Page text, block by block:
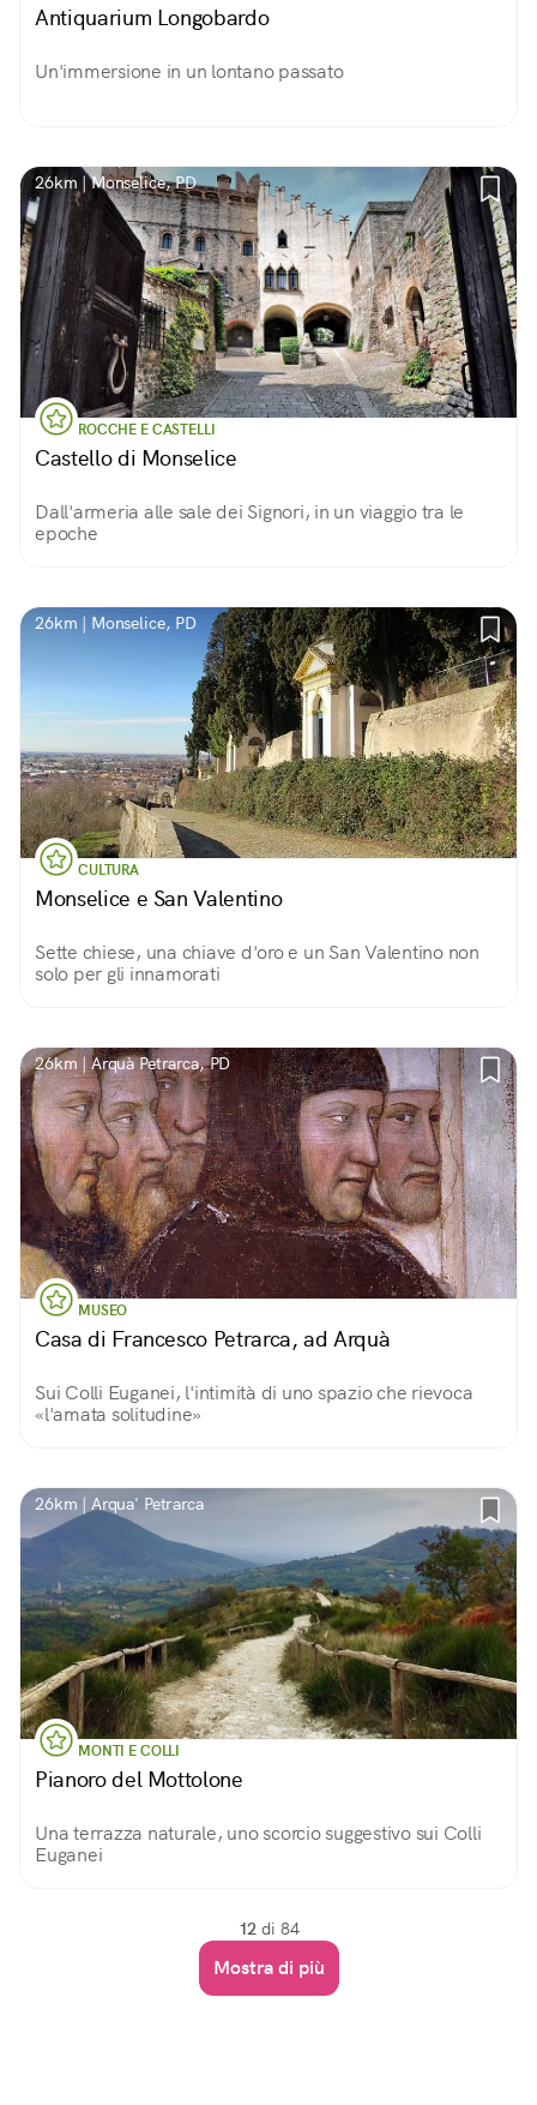
Antiquarium Longobardo
Un'immersione in un lontano passato
26km | Monselice, PD
ROCCHE E CASTELLI
Castello di Monselice
Dall'armeria alle sale dei Signori, in un viaggio tra le
epoche
26km | Monselice, PD
CULTURA
Monselice e San Valentino
Sette chiese, una chiave d'oro e un San Valentino non
solo per gli innamorati
26km | Arquà Petrarca, PD
MUSEO
Casa di Francesco Petrarca, ad Arquà
Sui Colli Euganei, l'intimità di uno spazio che rievoca
«l'amata solitudine»
26km | Arqua' Petrarca
MONTI E COLLI
Pianoro del Mottolone
Una terrazza naturale, uno scorcio suggestivo sui Colli
Euganei
12 di 84
Mostra di più